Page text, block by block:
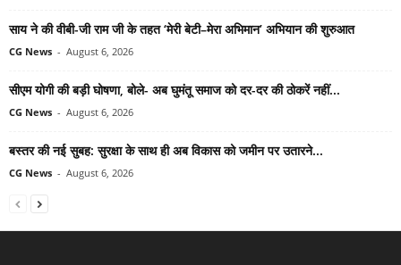
साय ने की वीबी-जी राम जी के तहत ‘मेरी बेटी–मेरा अभिमान’ अभियान की शुरुआत
CG News - August 6, 2026
सीएम योगी की बड़ी घोषणा, बोले- अब घुमंतू समाज को दर-दर की ठोकरें नहीं...
CG News - August 6, 2026
बस्तर की नई सुबह: सुरक्षा के साथ ही अब विकास को जमीन पर उतारने...
CG News - August 6, 2026